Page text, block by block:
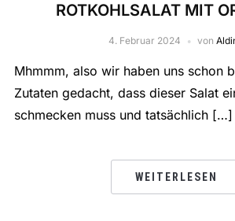
ROTKOHLSALAT MIT
4. Februar 2024 von
Mhmmm, also wir haben uns schon
Zutaten gedacht, dass dieser Salat
schmecken muss und tatsächlich […]
WEITERLESEN